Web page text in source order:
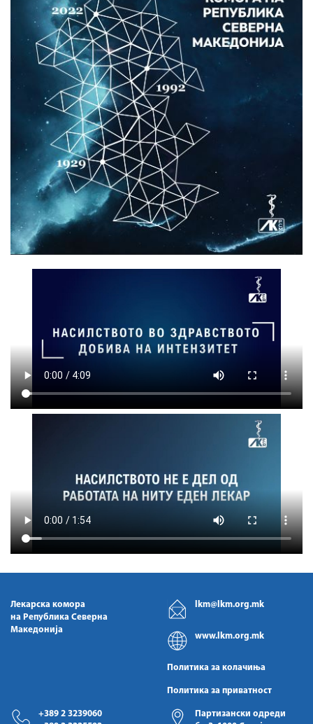
Лекарска комора
на Република Северна
Македонија
lkm@lkm.org.mk
www.lkm.org.mk
Политика за колачиња
Политика за приватност
+389 2 3239060
Партизански одреди